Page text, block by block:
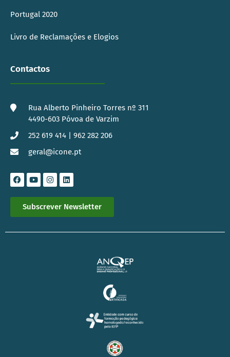
Portugal 2020
Livro de Reclamações e Elogios
Contactos
Rua Alberto Pinheiro Torres nº 311
4490-603 Póvoa de Varzim
252 619 414 | 962 282 206
geral@icone.pt
Subscrever Newsletter